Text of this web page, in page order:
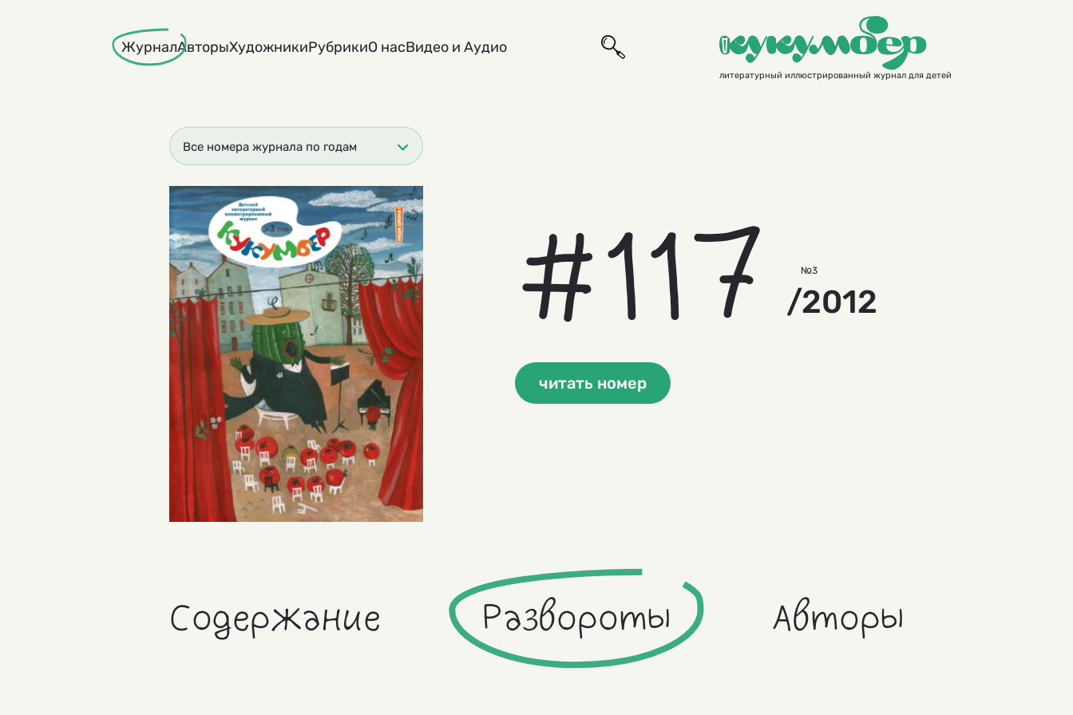
ЖурналАвторыХудожникиРубрикиО насВидео и Аудио
литературный иллюстрированный журнал для детей
Все номера журнала по годам
#117 №3
/2012
читать номер
Содержание Развороты Авторы